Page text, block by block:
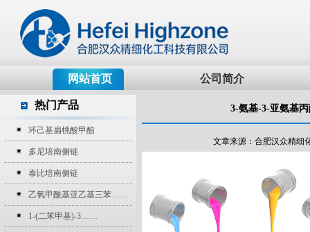
网站首页 公司简介
热门产品
环己基扁桃酸甲酯
多尼培南侧链
泰比培南侧链
乙氧甲酰基亚乙基三苯……
1-(二苯甲基)-3……
3-氨基-3-亚氨基
文章来源：合肥汉众精细